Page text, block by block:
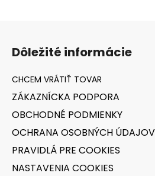
Dôležité informácie
ZÁKAZNÍCKA PODPORA
OBCHODNÉ PODMIENKY
OCHRANA OSOBNÝCH ÚDAJOV
PRAVIDLÁ PRE COOKIES
NASTAVENIA COOKIES